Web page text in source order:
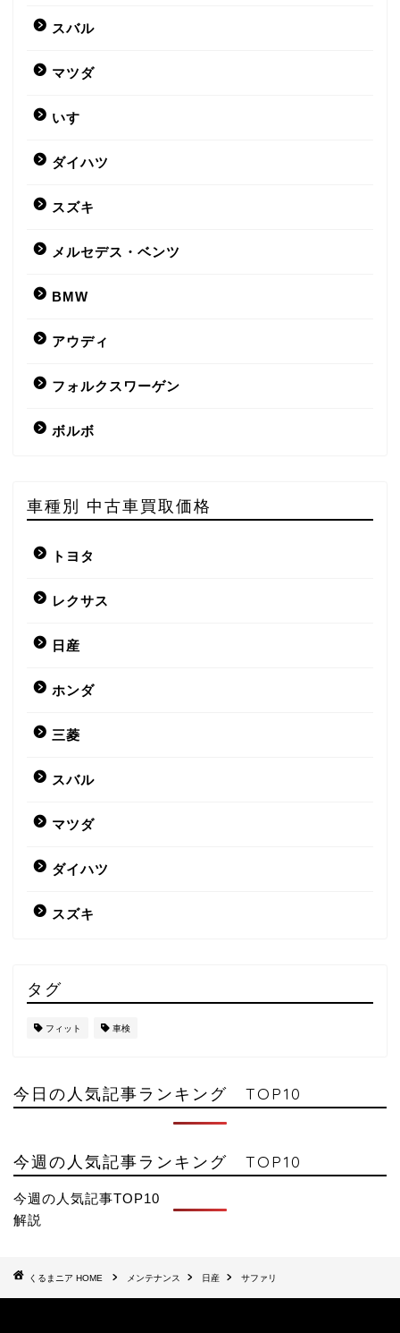
スバル
マツダ
いすゞ
ダイハツ
スズキ
メルセデス・ベンツ
BMW
アウディ
フォルクスワーゲン
ボルボ
車種別 中古車買取価格
トヨタ
レクサス
日産
ホンダ
三菱
スバル
マツダ
ダイハツ
スズキ
タグ
フィット 車検
今日の人気記事ランキング TOP10
今週の人気記事ランキング TOP10
今週の人気記事TOP10
解説
HOME メンテナンス 日産 サファリ